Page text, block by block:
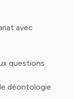
avec
questions
déontologie